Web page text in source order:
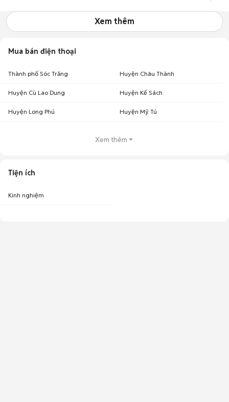
Xem thêm
Mua bán điện thoại
Thành phố Sóc Trăng Huyện Châu Thành
Huyện Cù Lao Dung Huyện Kế Sách
Huyện Long Phú Huyện Mỹ Tú
Xem thêm
Tiện ích
Kinh nghiệm